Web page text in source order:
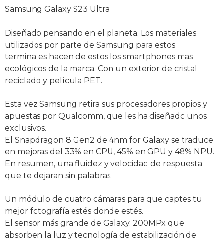
Samsung Galaxy S23 Ultra.
Diseñado pensando en el planeta. Los materiales
utilizados por parte de Samsung para estos
terminales hacen de estos los smartphones mas
ecológicos de la marca. Con un exterior de cristal
reciclado y película PET.
Esta vez Samsung retira sus procesadores propios y
apuestas por Qualcomm, que les ha diseñado unos
exclusivos.
El Snapdragon 8 Gen2 de 4nm for Galaxy se traduce
en mejoras del 33% en CPU, 45% en GPU y 48% NPU.
En resumen, una fluidez y velocidad de respuesta
que te dejaran sin palabras.
Un módulo de cuatro cámaras para que captes tu
mejor fotografía estés donde estés.
El sensor más grande de Galaxy. 200MPx que
absorben la luz y tecnología de estabilización de